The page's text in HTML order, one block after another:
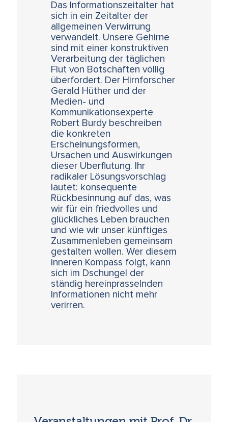
Das Informationszeitalter hat
sich in ein Zeitalter der
allgemeinen Verwirrung
verwandelt. Unsere Gehirne
sind mit einer konstruktiven
Verarbeitung der täglichen
Flut von Botschaften völlig
überfordert. Der Hirnforscher
Gerald Hüther und der
Medien- und
Kommunikationsexperte
Robert Burdy beschreiben
die konkreten
Erscheinungsformen,
Ursachen und Auswirkungen
dieser Überflutung. Ihr
radikaler Lösungsvorschlag
lautet: konsequente
Rückbesinnung auf das, was
wir für ein friedvolles und
glückliches Leben brauchen
und wie wir unser künftiges
Zusammenleben gemeinsam
gestalten wollen. Wer diesem
inneren Kompass folgt, kann
sich im Dschungel der
ständig hereinprasselnden
Informationen nicht mehr
verirren.